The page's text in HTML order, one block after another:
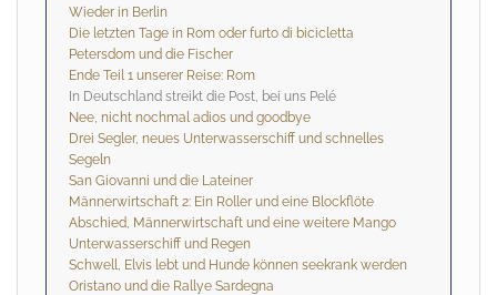
Wieder in Berlin
Die letzten Tage in Rom oder furto di bicicletta
Petersdom und die Fischer
Ende Teil 1 unserer Reise: Rom
In Deutschland streikt die Post, bei uns Pelé
Nee, nicht nochmal adios und goodbye
Drei Segler, neues Unterwasserschiff und schnelles
Segeln
San Giovanni und die Lateiner
Männerwirtschaft 2: Ein Roller und eine Blockflöte
Abschied, Männerwirtschaft und eine weitere Mango
Unterwasserschiff und Regen
Schwell, Elvis lebt und Hunde können seekrank werden
Oristano und die Rallye Sardegna